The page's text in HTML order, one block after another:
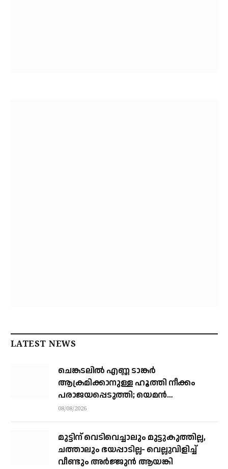
LATEST NEWS
ചെങ്കടലില്‍ എണ്ണ ടാങ്കര്‍
ആക്രമിക്കാനുള്ള ഹൂത്തി നീക്കം
പരാജയപ്പെടുത്തി; യെമൻ
സംഘർഷത്തിലേക്ക് നീങ്ങുന്നുവെന്ന്
08/08/2026
മുട്ടിന് വെടിവെച്ചാലും മുട്ടുകുത്തില്ല,
ചത്താലും ഭയപ്പാടില്ല- വെല്ലുവിളിച്ച്
വീണ്ടും അർജ്ജുൻ ആയങ്കി